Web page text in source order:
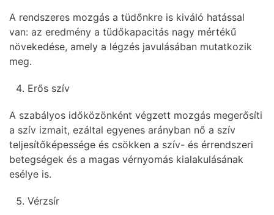
A rendszeres mozgás a tüdőnkre is kiváló hatással
van: az eredmény a tüdőkapacitás nagy mértékű
növekedése, amely a légzés javulásában mutatkozik
meg.
Erős szív
A szabályos időközönként végzett mozgás megerősíti
a szív izmait, ezáltal egyenes arányban nő a szív
teljesítőképessége és csökken a szív- és érrendszeri
betegségek és a magas vérnyomás kialakulásának
esélye is.
Vérzsír